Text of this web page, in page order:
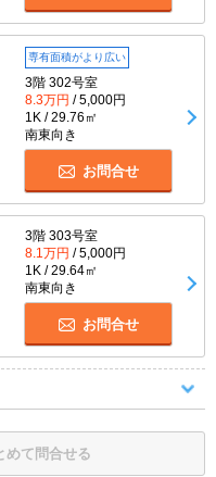
専有面積がより広い
3階 302号室
8.3万円 / 5,000円
1K / 29.76㎡
南東向き
お問合せ
3階 303号室
8.1万円 / 5,000円
1K / 29.64㎡
南東向き
お問合せ
めて問合せる